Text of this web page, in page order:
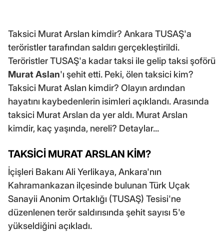
Taksici Murat Arslan kimdir? Ankara TUSAŞ'a
teröristler tarafından saldırı gerçekleştirildi.
Teröristler TUSAŞ'a kadar taksi ile gelip taksi şoförü
Murat Aslan'ı şehit etti. Peki, ölen taksici kim?
Taksici Murat Aslan kimdir? Olayın ardından
hayatını kaybedenlerin isimleri açıklandı. Arasında
taksici Murat Arslan da yer aldı. Murat Arslan
kimdir, kaç yaşında, nereli? Detaylar...
TAKSİCİ MURAT ARSLAN KİM?
İçişleri Bakanı Ali Yerlikaya, Ankara'nın
Kahramankazan ilçesinde bulunan Türk Uçak
Sanayii Anonim Ortaklığı (TUSAŞ) Tesisi'ne
düzenlenen terör saldırısında şehit sayısı 5'e
yükseldiğini açıkladı.